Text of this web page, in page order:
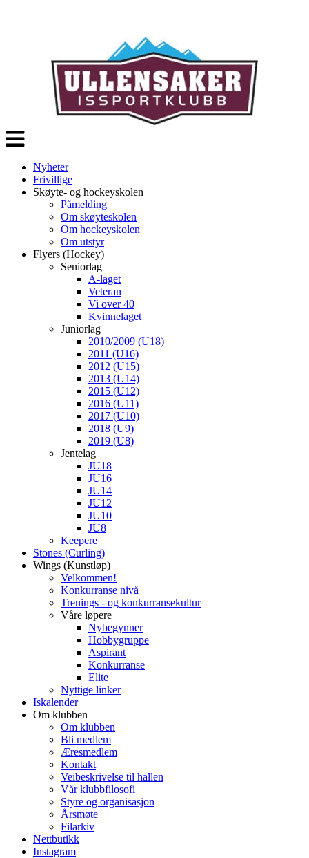
Veksle
navigasjon
Nyheter
Frivillige
Skøyte- og hockeyskolen
Påmelding
Om skøyteskolen
Om hockeyskolen
Om utstyr
Flyers (Hockey)
Seniorlag
A-laget
Veteran
Vi over 40
Kvinnelaget
Juniorlag
2010/2009 (U18)
2011 (U16)
2012 (U15)
2013 (U14)
2015 (U12)
2016 (U11)
2017 (U10)
2018 (U9)
2019 (U8)
Jentelag
JU18
JU16
JU14
JU12
JU10
JU8
Keepere
Stones (Curling)
Wings (Kunstløp)
Velkommen!
Konkurranse nivå
Trenings - og konkurransekultur
Våre løpere
Nybegynner
Hobbygruppe
Aspirant
Konkurranse
Elite
Nyttige linker
Iskalender
Om klubben
Om klubben
Bli medlem
Æresmedlem
Kontakt
Veibeskrivelse til hallen
Vår klubbfilosofi
Styre og organisasjon
Årsmøte
Filarkiv
Nettbutikk
Instagram